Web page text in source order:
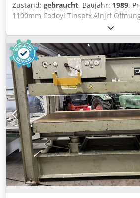
Zustand: gebraucht, Baujahr: 1989,
1100mm Codoyl Tinspfx Alnjrf
elektrisch Plattenoberfläche: ALU -
Notausabschaltung: ja Pressdruck:
4 Stromaufnahme: 22A
Maschinenbreite: 1300mm Gewicht: